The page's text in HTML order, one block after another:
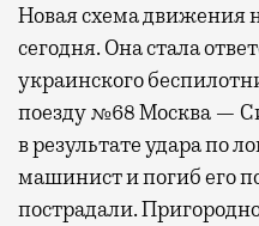
Новая схема движения
сегодня. Она стала
украинского
поезду №68 Москва —
в результате удара по
машинист и погиб его
пострадали.